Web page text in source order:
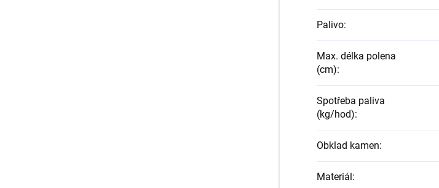
Palivo:
Max. délka polena
(cm):
Spotřeba paliva
(kg/hod):
Obklad kamen:
Materiál: